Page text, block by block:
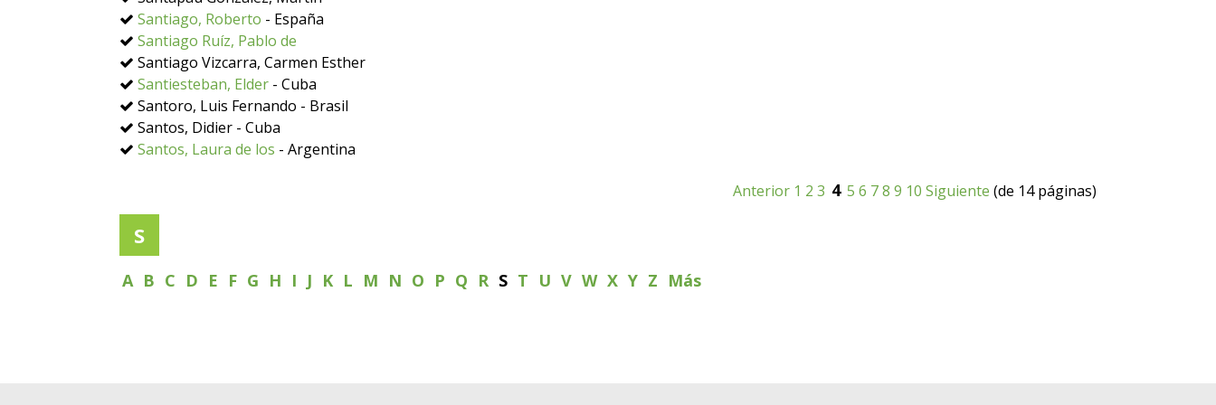
Santiago, Roberto - España
Santiago Ruíz, Pablo de
Santiago Vizcarra, Carmen Esther
Santiesteban, Elder - Cuba
Santoro, Luis Fernando - Brasil
Santos, Didier - Cuba
Santos, Laura de los - Argentina
Anterior 1 2 3 4 5 6 78 9 10 Siguiente (de 14 páginas)
S
A B C D E F G H I J K L M N O P Q R S T U V W X Y Z Más